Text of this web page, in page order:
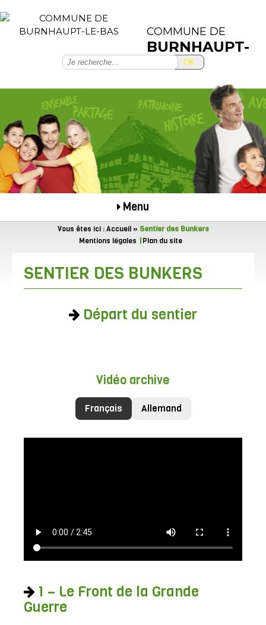
COMMUNE DE
BURNHAUPT-
LE-BAS
OK
Menu
Vous êtes ici :Accueil» Sentier des Bunkers
Mentions légales
Plan du site
SENTIER DES BUNKERS
Départ du sentier
Vidéo archive
Français Allemand
1 – Le Front de la Grande
Guerre